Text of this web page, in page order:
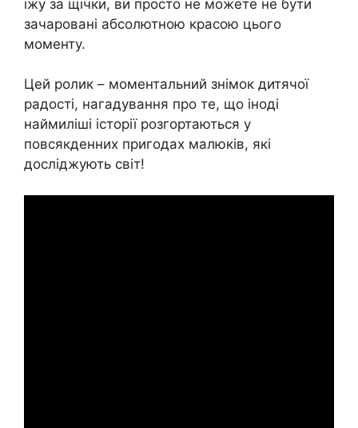
їжу за щічки, ви просто не можете не бути
зачаровані абсолютною красою цього
моменту.
Цей ролик – моментальний знімок дитячої
радості, нагадування про те, що іноді
наймиліші історії розгортаються у
повсякденних пригодах малюків, які
досліджують світ!